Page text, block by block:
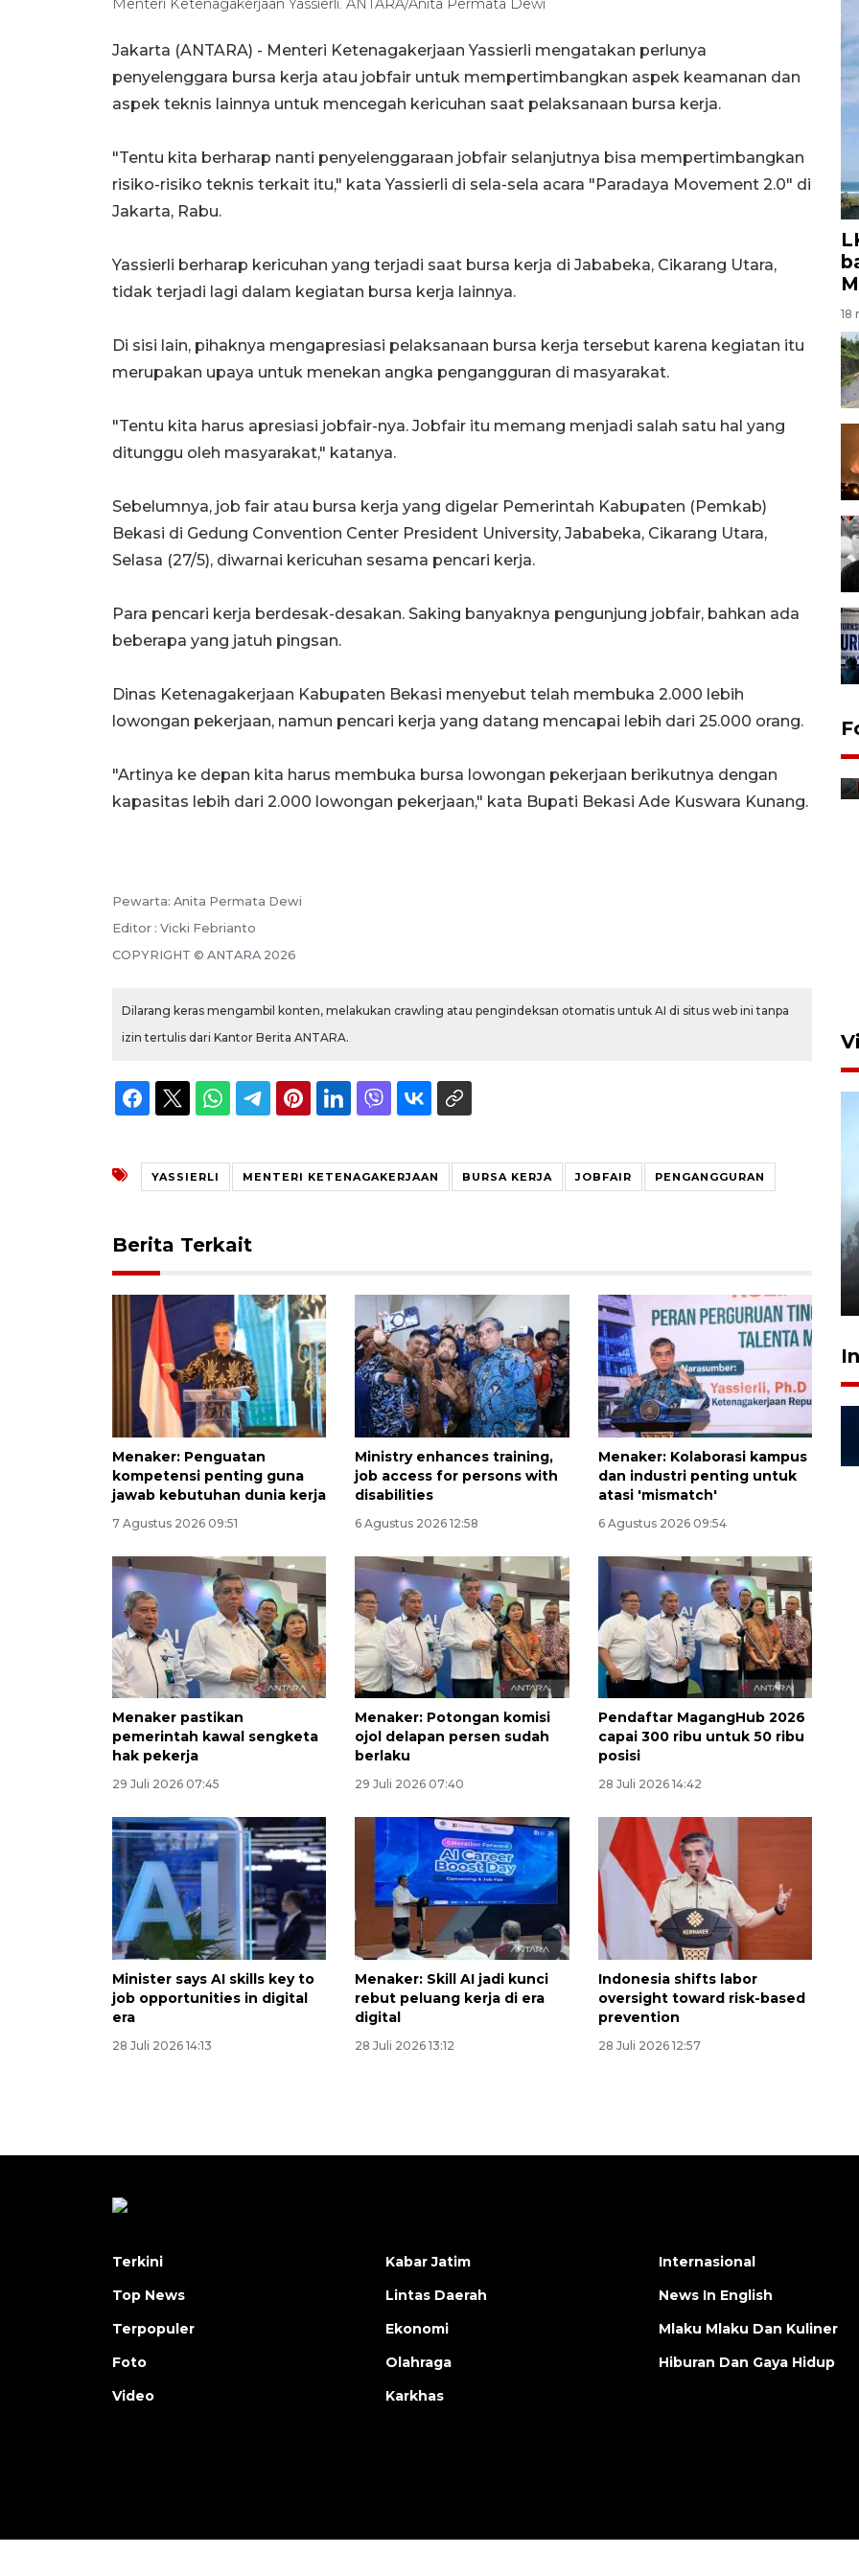
Menteri Ketenagakerjaan Yassierli. ANTARA/Anita Permata Dewi
Jakarta (ANTARA) - Menteri Ketenagakerjaan Yassierli mengatakan perlunya
penyelenggara bursa kerja atau jobfair untuk mempertimbangkan aspek keamanan dan
aspek teknis lainnya untuk mencegah kericuhan saat pelaksanaan bursa kerja.
"Tentu kita berharap nanti penyelenggaraan jobfair selanjutnya bisa mempertimbangkan
risiko-risiko teknis terkait itu," kata Yassierli di sela-sela acara "Paradaya Movement 2.0" di
Jakarta, Rabu.
Yassierli berharap kericuhan yang terjadi saat bursa kerja di Jababeka, Cikarang Utara,
tidak terjadi lagi dalam kegiatan bursa kerja lainnya.
Di sisi lain, pihaknya mengapresiasi pelaksanaan bursa kerja tersebut karena kegiatan itu
merupakan upaya untuk menekan angka pengangguran di masyarakat.
"Tentu kita harus apresiasi jobfair-nya. Jobfair itu memang menjadi salah satu hal yang
ditunggu oleh masyarakat," katanya.
Sebelumnya, job fair atau bursa kerja yang digelar Pemerintah Kabupaten (Pemkab)
Bekasi di Gedung Convention Center President University, Jababeka, Cikarang Utara,
Selasa (27/5), diwarnai kericuhan sesama pencari kerja.
Para pencari kerja berdesak-desakan. Saking banyaknya pengunjung jobfair, bahkan ada
beberapa yang jatuh pingsan.
Dinas Ketenagakerjaan Kabupaten Bekasi menyebut telah membuka 2.000 lebih
lowongan pekerjaan, namun pencari kerja yang datang mencapai lebih dari 25.000 orang.
"Artinya ke depan kita harus membuka bursa lowongan pekerjaan berikutnya dengan
kapasitas lebih dari 2.000 lowongan pekerjaan," kata Bupati Bekasi Ade Kuswara Kunang.
Pewarta: Anita Permata Dewi
Editor : Vicki Febrianto
COPYRIGHT © ANTARA 2026
Dilarang keras mengambil konten, melakukan crawling atau pengindeksan otomatis untuk AI di situs web ini tanpa
izin tertulis dari Kantor Berita ANTARA.
YASSIERLI MENTERI KETENAGAKERJAAN BURSA KERJA JOBFAIR PENGANGGURAN
Berita Terkait
Menaker: Penguatan
kompetensi penting guna
jawab kebutuhan dunia kerja
7 Agustus 2026 09:51
Ministry enhances training,
job access for persons with
disabilities
6 Agustus 2026 12:58
Menaker: Kolaborasi kampus
dan industri penting untuk
atasi 'mismatch'
6 Agustus 2026 09:54
Menaker pastikan
pemerintah kawal sengketa
hak pekerja
29 Juli 2026 07:45
Menaker: Potongan komisi
ojol delapan persen sudah
berlaku
29 Juli 2026 07:40
Pendaftar MagangHub 2026
capai 300 ribu untuk 50 ribu
posisi
28 Juli 2026 14:42
Minister says AI skills key to
job opportunities in digital
era
28 Juli 2026 14:13
Menaker: Skill AI jadi kunci
rebut peluang kerja di era
digital
28 Juli 2026 13:12
Indonesia shifts labor
oversight toward risk-based
prevention
28 Juli 2026 12:57
18
Jurnalis bagikan bendera
Kemerdekaan
8 Agustus 2026 12:56
Layanan haji Indonesia
semakin memuaskan
2026-08-08 15:00:00
Terkini
Top News
Terpopuler
Foto
Video
Kabar Jatim
Lintas Daerah
Ekonomi
Olahraga
Karkhas
Internasional
News In English
Mlaku Mlaku Dan Kuliner
Hiburan Dan Gaya Hidup